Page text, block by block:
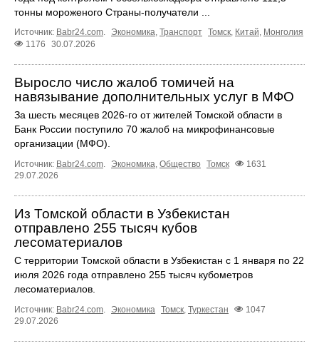
тонны мороженого Страны-получатели ...
Источник: Babr24.com. Экономика, Транспорт Томск, Китай, Монголия
1176
30.07.2026
Выросло число жалоб томичей на
навязывание дополнительных услуг в МФО
За шесть месяцев 2026-го от жителей Томской области в
Банк России поступило 70 жалоб на микрофинансовые
организации (МФО).
Источник: Babr24.com. Экономика, Общество Томск
1631
29.07.2026
Из Томской области в Узбекистан
отправлено 255 тысяч кубов
лесоматериалов
С территории Томской области в Узбекистан с 1 января по 22
июля 2026 года отправлено 255 тысяч кубометров
лесоматериалов.
Источник: Babr24.com. Экономика Томск, Туркестан
1047
29.07.2026